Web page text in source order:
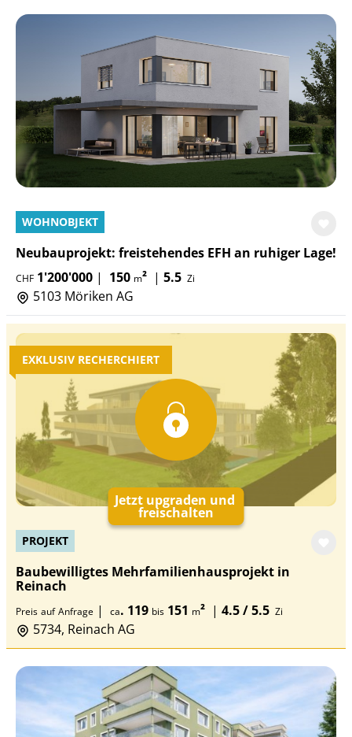
WOHNOBJEKT
Neubauprojekt: freistehendes EFH an ruhiger Lage!
CHF 1'200'000 | 150 m² | 5.5 Zi
5103 Möriken AG
EXKLUSIV RECHERCHIERT
Jetzt upgraden und
freischalten
PROJEKT
Baubewilligtes Mehrfamilienhausprojekt in
Reinach
Preis auf Anfrage | ca. 119 bis 151 m² | 4.5 / 5.5 Zi
5734, Reinach AG